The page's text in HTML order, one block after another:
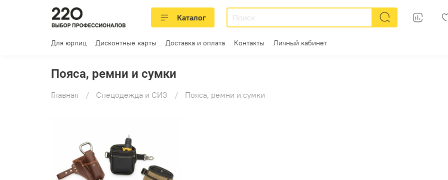
Каталог
Для юрлиц Дисконтные карты Доставка и оплата Контакты Личный кабинет
Пояса, ремни и сумки
Главная Спецодежда и СИЗ Пояса, ремни и сумки